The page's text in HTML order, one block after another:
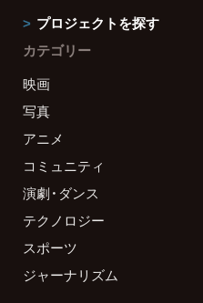
プロジェクトを探す
カテゴリー
映画
写真
アニメ
コミュニティ
演劇・ダンス
テクノロジー
スポーツ
ジャーナリズム